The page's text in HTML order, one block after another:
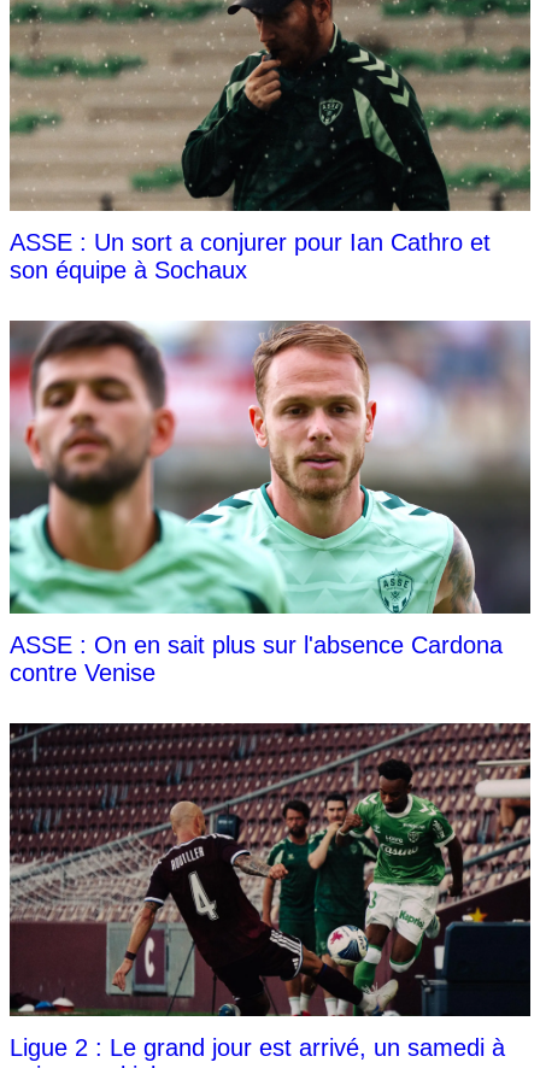
ASSE : Un sort a conjurer pour Ian Cathro et
son équipe à Sochaux
ASSE : On en sait plus sur l'absence Cardona
contre Venise
Ligue 2 : Le grand jour est arrivé, un samedi à